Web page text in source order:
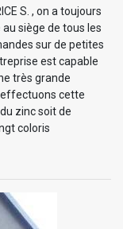
S. , on a toujours
siège de tous les
sur de petites
est capable
très grande
effectuons cette
zinc soit de
coloris